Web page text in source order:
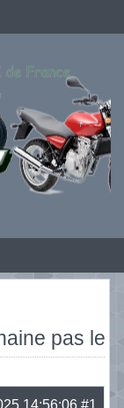
pas le
#1
14:56:06